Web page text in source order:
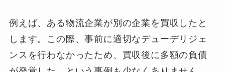
例えば、ある物流企業が別の企業を買収したと
します。この際、事前に適切なデューデリジェ
ンスを行わなかったため、買収後に多額の負債